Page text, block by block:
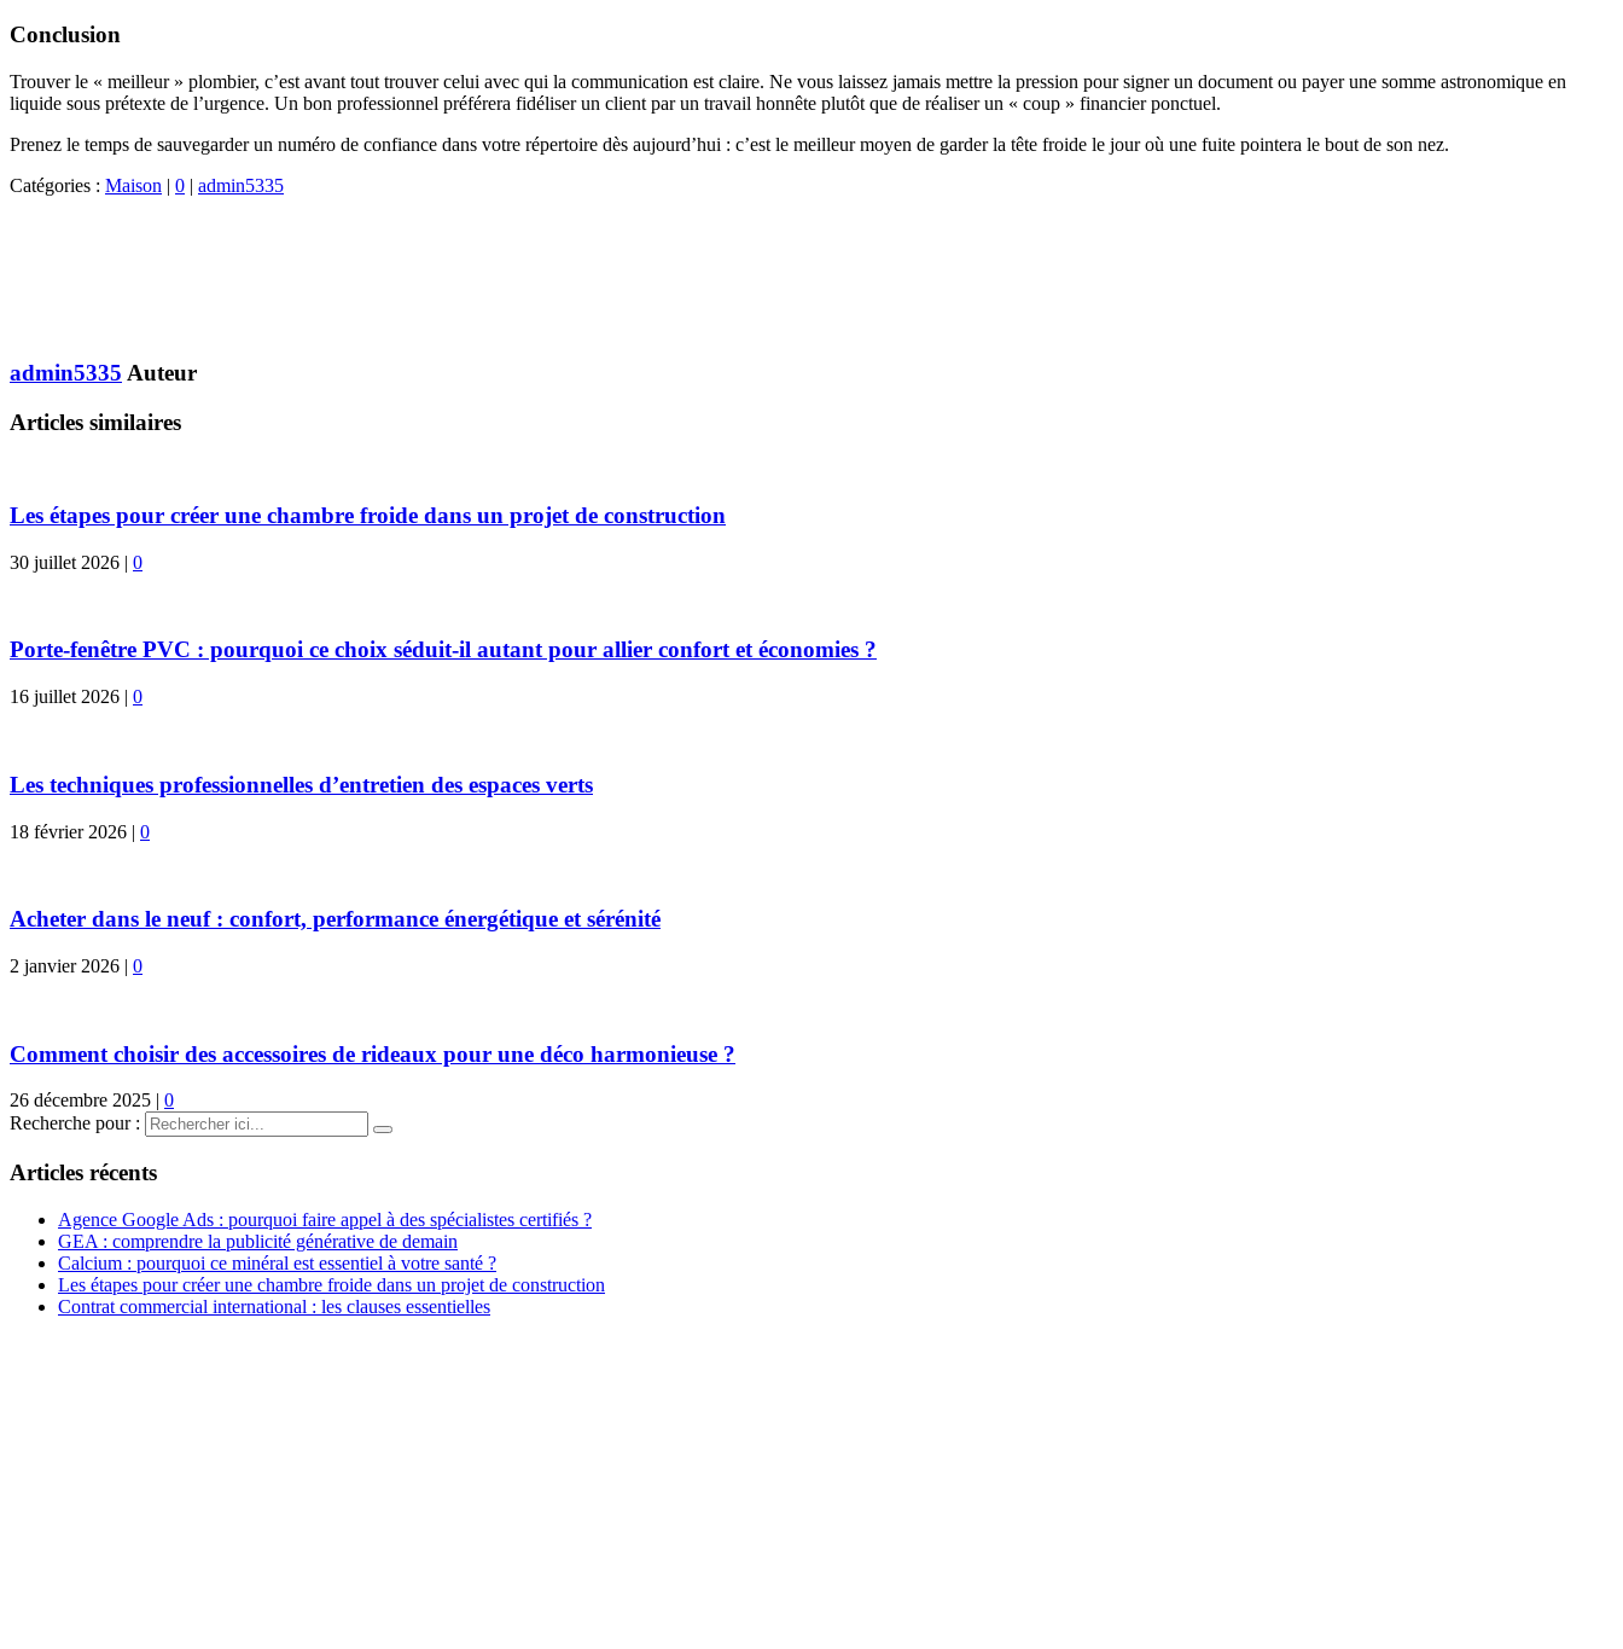
Conclusion
Trouver le « meilleur » plombier, c’est avant tout trouver celui avec qui la communication est claire. Ne vous laissez jamais mettre la pression pour signer un document ou payer une somme astronomique en
liquide sous prétexte de l’urgence. Un bon professionnel préférera fidéliser un client par un travail honnête plutôt que de réaliser un « coup » financier ponctuel.
Prenez le temps de sauvegarder un numéro de confiance dans votre répertoire dès aujourd’hui : c’est le meilleur moyen de garder la tête froide le jour où une fuite pointera le bout de son nez.
Catégories : Maison | 0 | admin5335
admin5335 Auteur
Articles similaires
Les étapes pour créer une chambre froide dans un projet de construction
30 juillet 2026 | 0
Porte-fenêtre PVC : pourquoi ce choix séduit-il autant pour allier confort et économies ?
16 juillet 2026 | 0
Les techniques professionnelles d’entretien des espaces verts
18 février 2026 | 0
Acheter dans le neuf : confort, performance énergétique et sérénité
2 janvier 2026 | 0
Comment choisir des accessoires de rideaux pour une déco harmonieuse ?
26 décembre 2025
0
Recherche pour :
Articles récents
Agence Google Ads : pourquoi faire appel à des spécialistes certifiés ?
GEA : comprendre la publicité générative de demain
Calcium : pourquoi ce minéral est essentiel à votre santé ?
Les étapes pour créer une chambre froide dans un projet de construction
Contrat commercial international : les clauses essentielles